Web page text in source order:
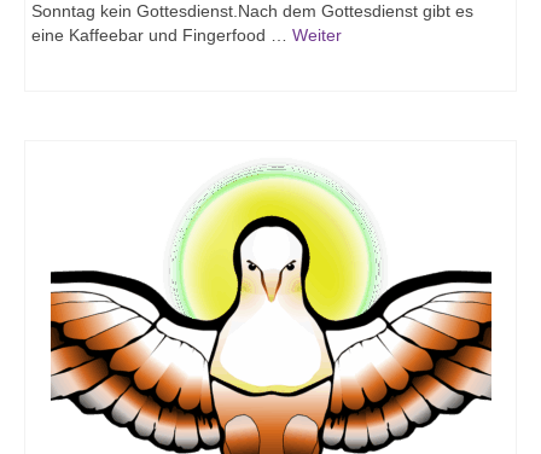
Sonntag kein Gottesdienst.Nach dem Gottesdienst gibt es
eine Kaffeebar und Fingerfood … Weiter